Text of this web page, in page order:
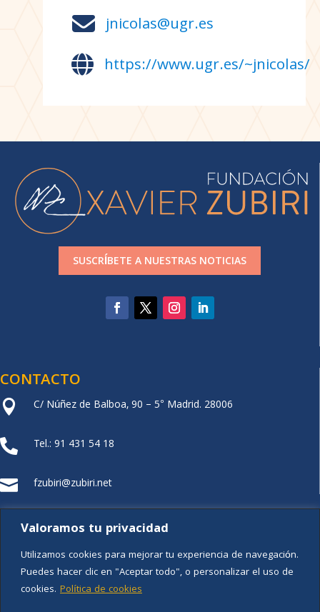
Valoramos tu privacidad
Utilizamos cookies para mejorar tu experiencia de navegación.
Puedes hacer clic en "Aceptar todo", o personalizar el uso de
cookies. Política de cookies
 jnicolas@ugr.es
 https://www.ugr.es/~jnicolas/
SUSCRÍBETE A NUESTRAS NOTICIAS
CONTACTO
 C/ Núñez de Balboa, 90 – 5° Madrid. 28006
 Tel.: 91 431 54 18
 fzubiri@zubiri.net
FUNDACIÓN XZ